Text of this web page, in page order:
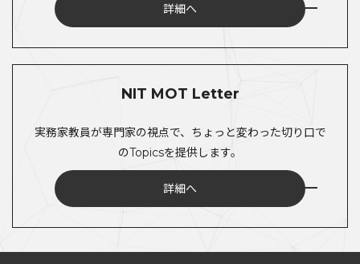
詳細へ
NIT MOT Letter
実務家教員が専門家の視点で、ちょっと変わった切り口で
のTopicsを提供します。
詳細へ